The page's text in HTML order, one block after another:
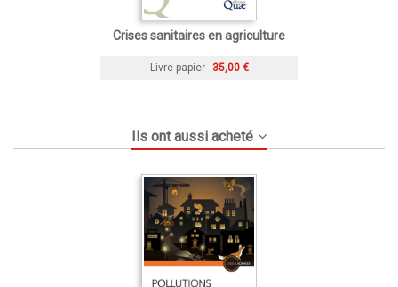
Crises sanitaires en agriculture
Livre papier 35,00 €
Ils ont aussi acheté